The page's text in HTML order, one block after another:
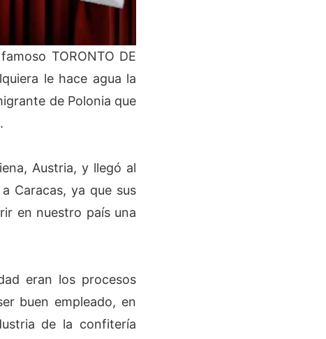
TORONTO DE
le hace agua la
de Polonia que
Austria, y llegó al
Caracas, ya que sus
en nuestro país una
eran los procesos
buen empleado, en
de la confitería